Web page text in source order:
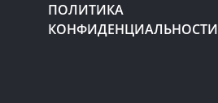
ПОЛИТИКА
КОНФИДЕНЦИАЛЬНОСТИ